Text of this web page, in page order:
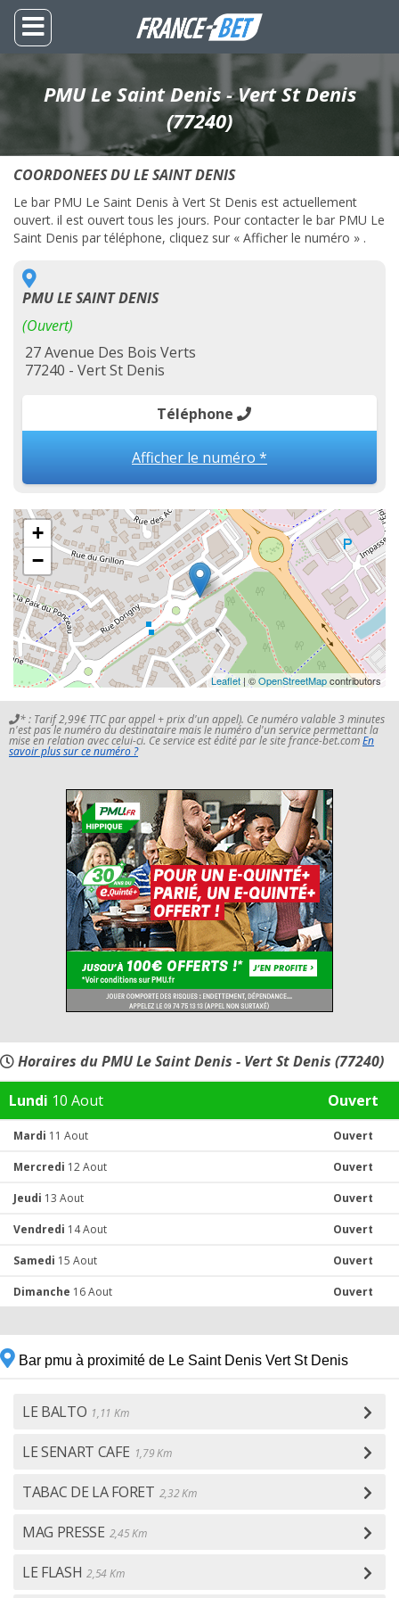
PMU Le Saint Denis - Vert St Denis
(77240)
COORDONEES DU LE SAINT DENIS
Le bar PMU Le Saint Denis à Vert St Denis est actuellement
ouvert. il est ouvert tous les jours. Pour contacter le bar PMU Le
Saint Denis par téléphone, cliquez sur « Afficher le numéro » .
PMU LE SAINT DENIS
(Ouvert)
27 Avenue Des Bois Verts
77240 - Vert St Denis
Téléphone
Afficher le numéro *
+
−
Leaflet| ©OpenStreetMapcontributors
* : Tarif 2,99€ TTC par appel + prix d'un appel). Ce numéro valable 3 minutes
n'est pas le numéro du destinataire mais le numéro d'un service permettant la
mise en relation avec celui-ci. Ce service est édité par le site france-bet.comEn
savoir plus sur ce numéro ?
Horaires du PMU Le Saint Denis - Vert St Denis (77240)
Lundi 10 Aout Ouvert
Mardi 11 Aout Ouvert
Mercredi 12 Aout Ouvert
Jeudi 13 Aout Ouvert
Vendredi 14 Aout Ouvert
Samedi 15 Aout Ouvert
Dimanche 16 Aout Ouvert
Bar pmu à proximité de Le Saint Denis Vert St Denis
LE BALTO 1,11 Km
LE SENART CAFE 1,79 Km
TABAC DE LA FORET 2,32 Km
MAG PRESSE 2,45 Km
LE FLASH 2,54 Km